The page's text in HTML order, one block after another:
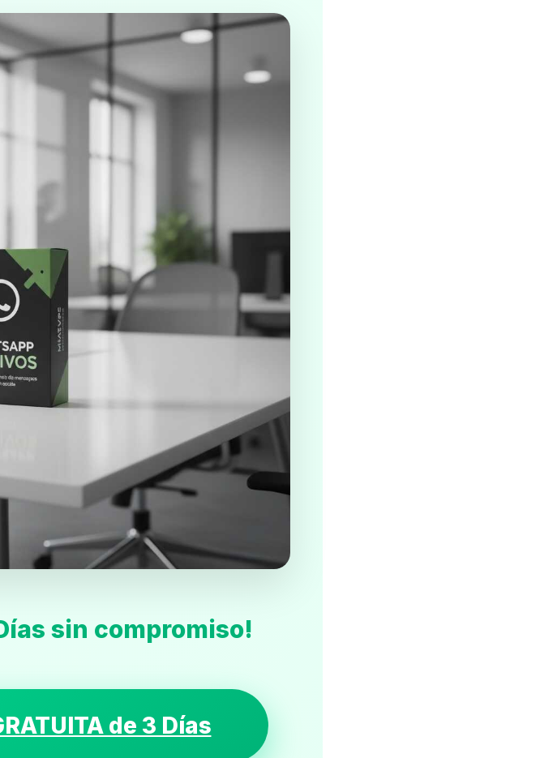
Casting
Bershka
sin compromiso!
de 3 Días